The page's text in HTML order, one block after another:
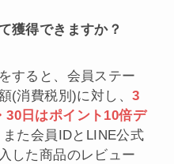
獲得できますか？
すると、会員ステー
(消費税別)に対し、3
30日はポイント10倍デ
た会員IDとLINE公式
した商品のレビュー